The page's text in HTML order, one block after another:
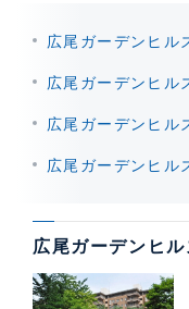
広尾ガーデンヒル
広尾ガーデンヒル
広尾ガーデンヒル
広尾ガーデンヒル
広尾ガーデンヒ